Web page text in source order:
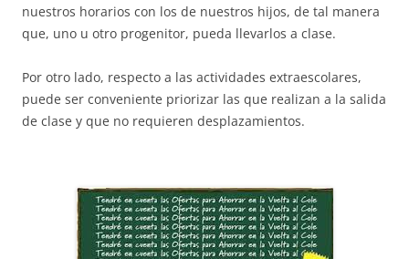
nuestros horarios con los de nuestros hijos, de tal manera
que, uno u otro progenitor, pueda llevarlos a clase.
Por otro lado, respecto a las actividades extraescolares,
puede ser conveniente priorizar las que realizan a la salida
de clase y que no requieren desplazamientos.